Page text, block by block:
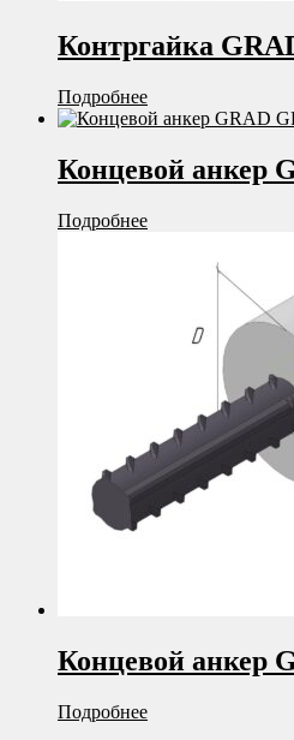
Контргайка
Подробнее
Концевой анкер
Подробнее
Концевой анкер
Подробнее